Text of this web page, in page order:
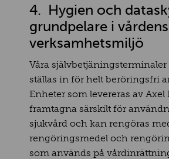
4. Hygien och
grundpelare i vårdens
verksamhetsmiljö
Våra självbetjäningsterminaler
ställas in för helt beröringsfri
Enheter som levereras av Axel
framtagna särskilt för
sjukvård och kan rengöras
rengöringsmedel och
som används på